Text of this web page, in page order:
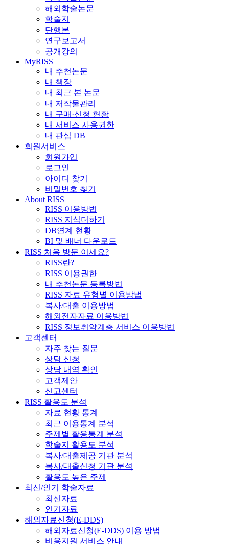
해외학술논문
학술지
단행본
연구보고서
공개강의
MyRISS
내 추천논문
내 책장
내 최근 본 논문
내 저작물관리
내 구매·신청 현황
내 서비스 사용권한
내 관심 DB
회원서비스
회원가입
로그인
아이디 찾기
비밀번호 찾기
About RISS
RISS 이용방법
RISS 지식더하기
DB연계 현황
BI 및 배너 다운로드
RISS 처음 방문 이세요?
RISS란?
RISS 이용권한
내 추천논문 등록방법
RISS 자료 유형별 이용방법
복사/대출 이용방법
해외전자자료 이용방법
RISS 정보취약계층 서비스 이용방법
고객센터
자주 찾는 질문
상담 신청
상담 내역 확인
고객제안
신고센터
RISS 활용도 분석
자료 현황 통계
최근 이용통계 분석
주제별 활용통계 분석
학술지 활용도 분석
복사/대출제공 기관 분석
복사/대출신청 기관 분석
활용도 높은 주제
최신/인기 학술자료
최신자료
인기자료
해외자료신청(E-DDS)
해외자료신청(E-DDS) 이용 방법
비용지원 서비스 안내